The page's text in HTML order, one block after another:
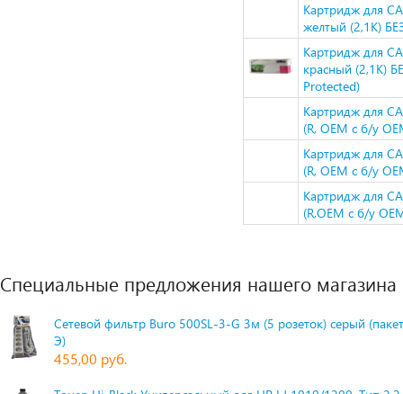
Картридж для
желтый (2,1K)
Картридж для
красный (2,1K)
Protected)
Картридж для
(R, OEM с б/у
Картридж для
(R, OEM с б/у
Картридж для
(R,OEM с б/у
Специальные предложения нашего магазина
Сетевой фильтр Buro 500SL-3-G 3м (5 розеток) серый
Э)
455,00 руб.